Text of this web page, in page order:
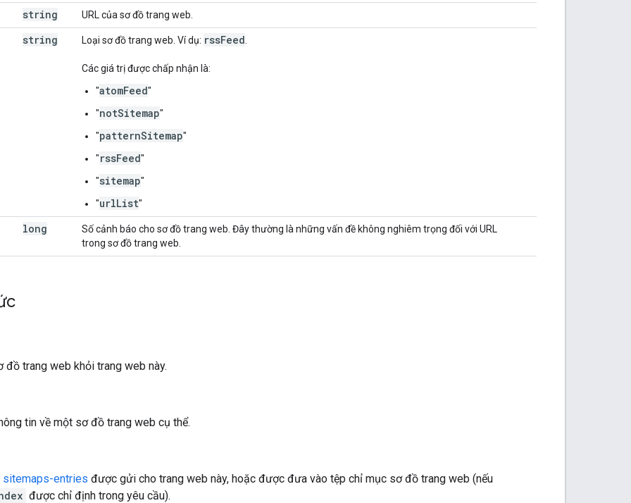
string URL của sơ đồ trang web.
string Loại sơ đồ trang web. Ví dụ: rssFeed
Các giá trị được chấp nhận là:
"atomFeed"
"notSitemap"
"patternSitemap"
"rssFeed"
"sitemap"
"urlList"
long
Số cảnh báo cho sơ đồ trang web. Đây thường là những vấn đề không nghiêm trọng đối với URL
trong sơ đồ trang web.
đồ trang web khỏi trang web này.
tin về một sơ đồ trang web cụ thể.
sitemaps-entries được gửi cho trang web này, hoặc được đưa vào tệp chỉ mục sơ đồ trang web (nếu
được chỉ định trong yêu cầu).